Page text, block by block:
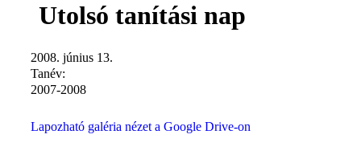
Utolsó tanítási nap
2008. június 13.
Tanév:
2007-2008
Lapozható galéria nézet a Google Drive-on